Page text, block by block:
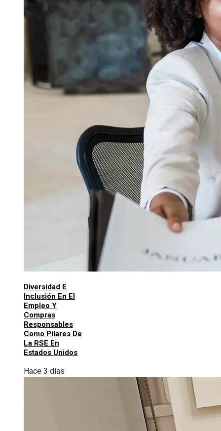
Diversidad E
Inclusión En El
Empleo Y
Compras
Responsables
Como Pilares De
La RSE En
Estados Unidos
Hace 3 días